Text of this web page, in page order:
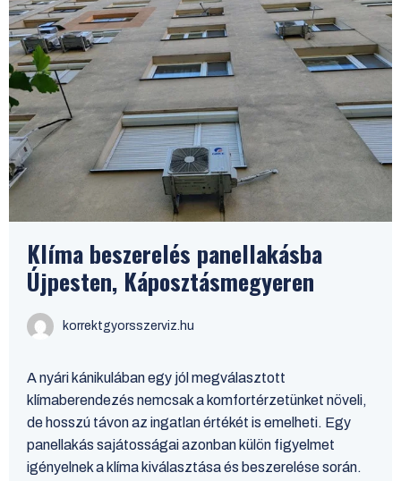
Klíma beszerelés panellakásba
Újpesten, Káposztásmegyeren
korrektgyorsszerviz.hu
A nyári kánikulában egy jól megválasztott
klímaberendezés nemcsak a komfortérzetünket növeli,
de hosszú távon az ingatlan értékét is emelheti. Egy
panellakás sajátosságai azonban külön figyelmet
igényelnek a klíma kiválasztása és beszerelése során.